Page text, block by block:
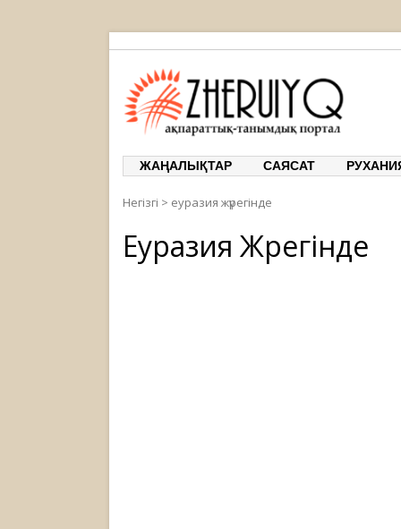
ЖАҢАЛЫҚТАР САЯСАТ
Негізгі > еуразия жүрегінде
Еуразия Жүрегінде